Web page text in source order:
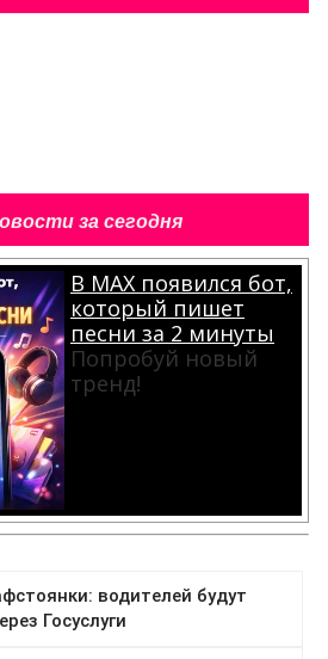
за сегодня
В MAX появился бот,
который пишет
песни за 2 минуты
Попробуй новый
тренд!